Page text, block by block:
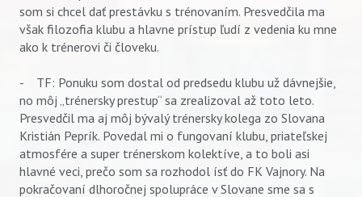
som si chcel dať prestávku s trénovaním. Presvedčila ma
však filozofia klubu a hlavne prístup ľudí z vedenia ku mne
ako k trénerovi či človeku.
- TF: Ponuku som dostal od predsedu klubu už dávnejšie,
no môj „trénersky prestup“ sa zrealizoval až toto leto.
Presvedčil ma aj môj bývalý trénersky kolega zo Slovana
Kristián Peprík. Povedal mi o fungovaní klubu, priateľskej
atmosfére a super trénerskom kolektíve, a to boli asi
hlavné veci, prečo som sa rozhodol ísť do FK Vajnory. Na
pokračovaní dlhoročnej spolupráce v Slovane sme sa s